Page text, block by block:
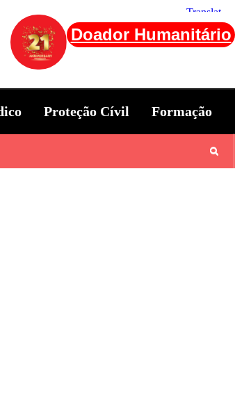
Doador Humanitário
Proteção Cívil Formação